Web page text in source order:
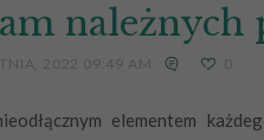
należnych
2022 09:49 AM 0
elementem